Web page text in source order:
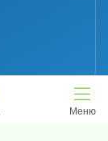
Меню